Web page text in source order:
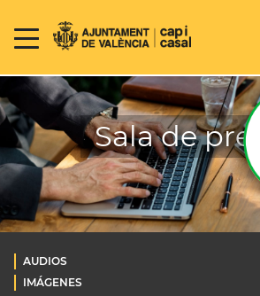
Sala de
AUDIOS
IMÁGENES